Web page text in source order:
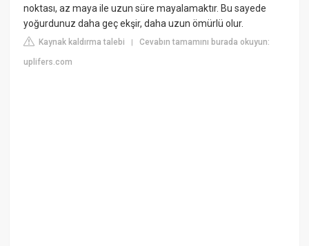
noktası, az maya ile uzun süre mayalamaktır. Bu sayede
yoğurdunuz daha geç ekşir, daha uzun ömürlü olur.
Kaynak kaldırma talebi |Cevabın tamamını burada okuyun:
uplifers.com